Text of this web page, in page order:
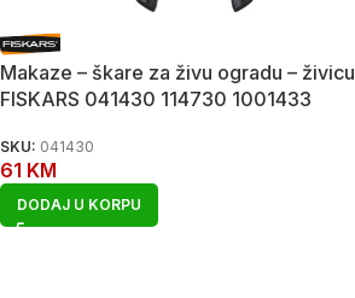
Makaze – škare za živu ogradu – živicu
FISKARS 041430 114730 1001433
SKU: 041430
61 KM
DODAJ U KORPU